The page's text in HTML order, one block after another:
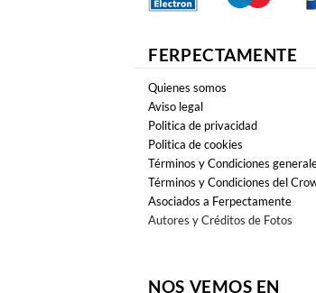
FERPECTAMENTE
Quienes somos
Aviso legal
Politica de privacidad
Politica de cookies
Términos y Condiciones
Términos y Condiciones del
Asociados a Ferpectamente
Autores y Créditos de Fotos
NOS VEMOS EN